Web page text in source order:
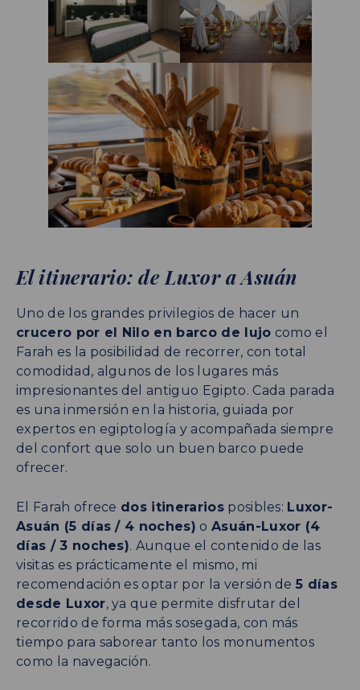
El itinerario: de Luxor a Asuán
Uno de los grandes privilegios de hacer un
crucero por el Nilo en barco de lujo como el
Farah es la posibilidad de recorrer, con total
comodidad, algunos de los lugares más
impresionantes del antiguo Egipto. Cada parada
es una inmersión en la historia, guiada por
expertos en egiptología y acompañada siempre
del confort que solo un buen barco puede
ofrecer.
El Farah ofrece dos itinerariosposibles: Luxor-
Asuán (5 días / 4 noches) o Asuán-Luxor (4
días / 3 noches). Aunque el contenido de las
visitas es prácticamente el mismo, mi
recomendación es optar por la versión de5 días
desde Luxor, ya que permite disfrutar del
recorrido de forma más sosegada, con más
tiempo para saborear tanto los monumentos
como la navegación.